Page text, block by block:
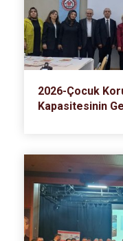
2026-Çocuk
Kapasitesinin